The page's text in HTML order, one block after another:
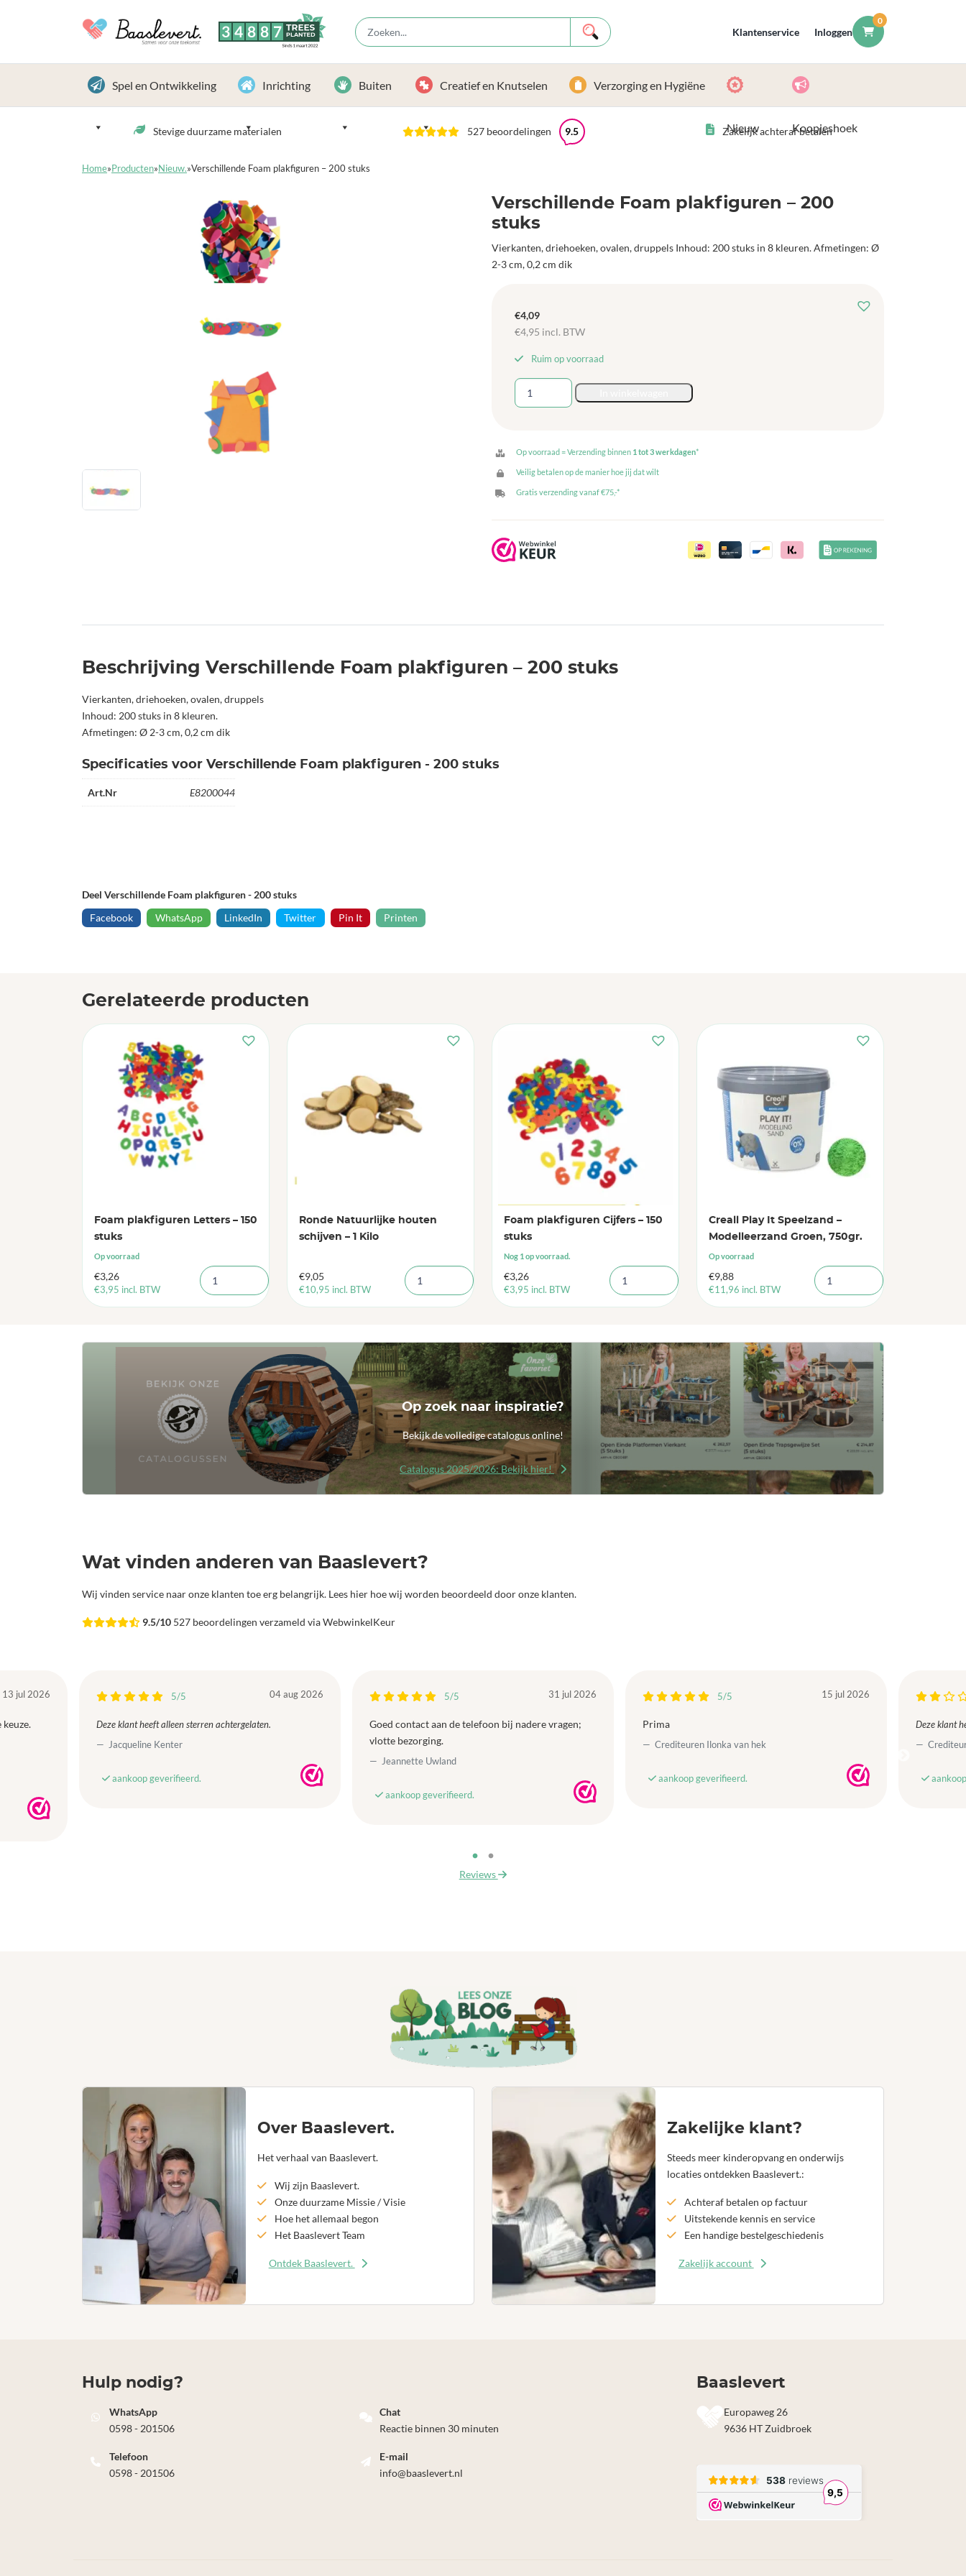
3 4 8 8 7 TREES
PLANTED
Sinds 1 maart 2022
Klantenservice Inloggen
0
Spel en Ontwikkeling Inrichting Buiten Creatief en Knutselen Verzorging en Hygiëne
Nieuw Koopjeshoek
Stevige duurzame materialen 527 beoordelingen 9.5 Zakelijk achteraf betalen
Home» Producten» Nieuw.»Verschillende Foam plakfiguren – 200 stuks
Verschillende Foam plakfiguren – 200
stuks
Vierkanten, driehoeken, ovalen, druppels Inhoud: 200 stuks in 8 kleuren. Afmetingen: Ø
2-3 cm, 0,2 cm dik
€4,09
€4,95 incl. BTW
Ruim op voorraad
Verschillende
Foam
200
stuks
Op voorraad = Verzending binnen 1 tot 3 werkdagen*
Veilig betalen op de manier hoe jij dat wilt
Gratis verzending vanaf €75,-*
Beschrijving Verschillende Foam plakfiguren – 200 stuks
Vierkanten, driehoeken, ovalen, druppels
Inhoud: 200 stuks in 8 kleuren.
Afmetingen: Ø 2-3 cm, 0,2 cm dik
Specificaties voor Verschillende Foam plakfiguren - 200 stuks
Art.Nr E8200044
Deel Verschillende Foam plakfiguren - 200 stuks
Facebook
WhatsApp LinkedIn Twitter Pin It Printen
Gerelateerde producten
Foam plakfiguren Letters – 150
stuks
Op voorraad
€3,26
€3,95 incl. BTW
Ronde Natuurlijke houten
schijven – 1 Kilo
€9,05
€10,95 incl. BTW
Foam plakfiguren Cijfers – 150
stuks
Nog 1 op voorraad.
€3,26
€3,95 incl. BTW
Creall Play It Speelzand –
Modelleerzand Groen, 750gr.
Op voorraad
€9,88
€11,96 incl. BTW
Op zoek naar inspiratie?
Bekijk de volledige catalogus online!
Catalogus 2025/2026: Bekijk hier!
Wat vinden anderen van Baaslevert?
Wij vinden service naar onze klanten toe erg belangrijk. Lees hier hoe wij worden beoordeeld door onze klanten.
9.5/10527 beoordelingen verzameld via WebwinkelKeur
13 jul 2026 5/5 04 aug 2026
Deze klant heeft alleen sterren achtergelaten.
Jacqueline Kenter
aankoop geverifieerd.
5/5 31 jul 2026
Goed contact aan de telefoon bij nadere vragen;
vlotte bezorging.
Jeannette Uwland
aankoop geverifieerd.
5/5 15 jul 2026
Prima
Crediteuren Ilonka van hek
aankoop geverifieerd.
Deze klant
Reviews
Over Baaslevert.
Het verhaal van Baaslevert.
Wij zijn Baaslevert.
Onze duurzame Missie / Visie
Hoe het allemaal begon
Het Baaslevert Team
Ontdek Baaslevert.
Zakelijke klant?
Steeds meer kinderopvang en onderwijs
locaties ontdekken Baaslevert.:
Achteraf betalen op factuur
Uitstekende kennis en service
Een handige bestelgeschiedenis
Zakelijk account
Hulp nodig?
WhatsApp
0598 - 201506
Chat
Reactie binnen 30 minuten
Telefoon
0598 - 201506
E-mail
info@baaslevert.nl
Baaslevert
Europaweg 26
9636 HT Zuidbroek